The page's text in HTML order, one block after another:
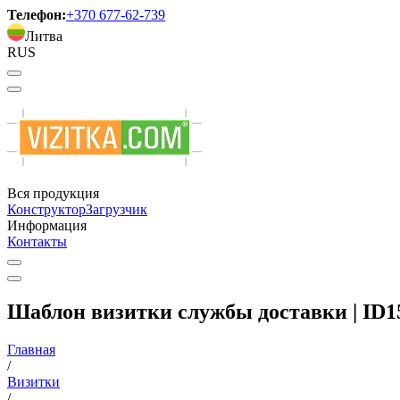
Телефон:+370 677-62-739
Литва
RUS
Вся продукция
КонструкторЗагрузчик
Информация
Контакты
Шаблон визитки службы доставки |
Главная
/
Визитки